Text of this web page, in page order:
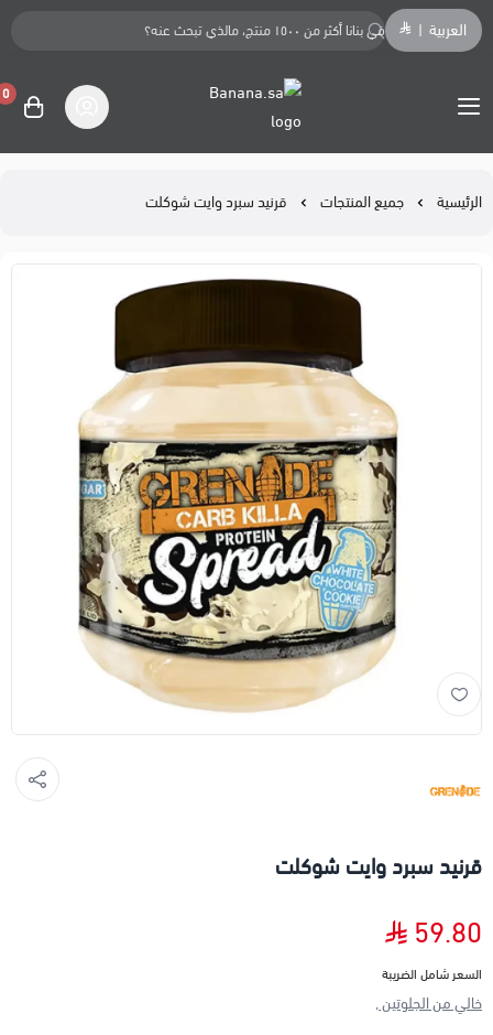
العربية
Banana.sa
0
الرئيسية جميع المنتجات قرنيد سبرد وايت شوكلت
قرنيد سبرد وايت شوكلت
59.80
السعر شامل الضريبة
خالي من الجلوتين ,